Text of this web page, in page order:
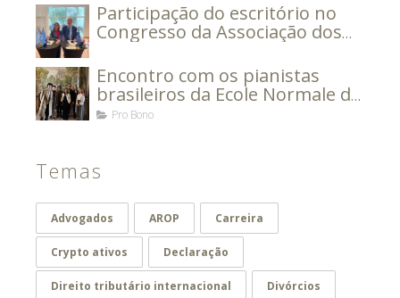
Participação do escritório no
Congresso da Associação dos
Encontro com os pianistas
brasileiros da Ecole Normale de
Musique de Paris Alfred Cortot
Pro Bono
Temas
Advogados AROP Carreira
Crypto ativos Declaração
Direito tributário internacional Divórcios